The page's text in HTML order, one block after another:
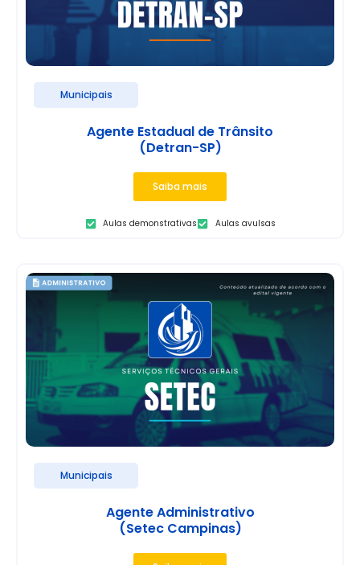
Municipais
Agente Estadual de Trânsito
(Detran-SP)
Saiba mais
Aulas demonstrativas Aulas avulsas
Municipais
Agente Administrativo
(Setec Campinas)